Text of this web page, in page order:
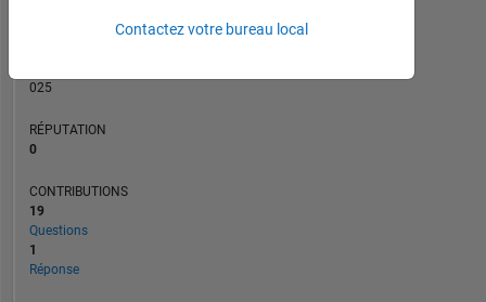
025
RÉPUTATION
0
CONTRIBUTIONS
19
Questions
1
Réponse
Contactez votre bureau local